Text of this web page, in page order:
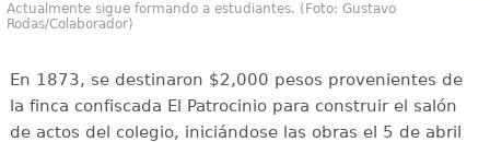
Actualmente sigue formando a estudiantes. (Foto: Gustavo
Rodas/Colaborador)
En 1873, se destinaron $2,000 pesos provenientes de
la finca confiscada El Patrocinio para construir el salón
de actos del colegio, iniciándose las obras el 5 de abril